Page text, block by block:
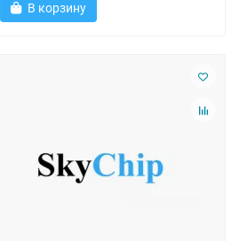
В корзину